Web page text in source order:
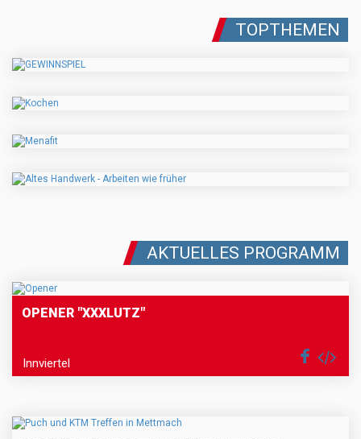
TOPTHEMEN
AKTUELLES PROGRAMM
OPENER "XXXLUTZ"
Innviertel